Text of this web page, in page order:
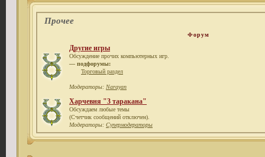
Прочее
Форум
Другие игры
Обсуждение прочих компьютерных игр.
— подфорумы:
Торговый раздел
Модераторы: Narayan
Харчевня "3 таракана"
Обсуждаем любые темы
(Счетчик сообщений отключен).
Модераторы: Супермодераторы